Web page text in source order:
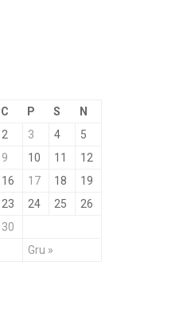
C P S N
Gru »
2 3 4
5
9 10 11
12
16 17 18
19
23 24 25
26
30